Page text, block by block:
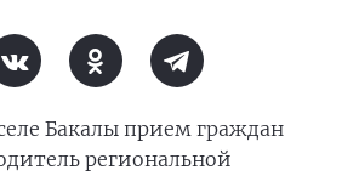
Бакалы прием граждан
региональной